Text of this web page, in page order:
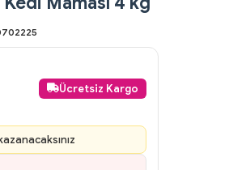
Ücretsiz Kargo